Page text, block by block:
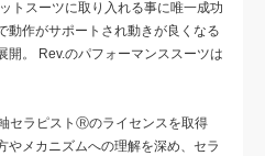
トスーツに取り入れる事に唯一成功
動作がサポートされ動きが良くなる
開。 Rev.のパフォーマンススーツは
セラピストⓇのライセンスを取得
やメカニズムへの理解を深め、セラ